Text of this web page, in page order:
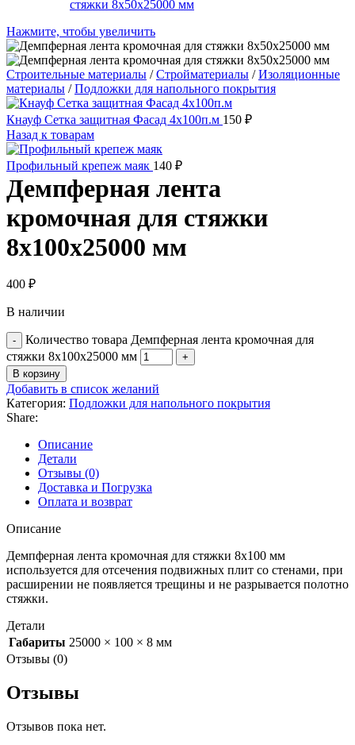
Нажмите, чтобы увеличить
Строительные материалы /Стройматериалы /Изоляционные
материалы /Подложки для напольного покрытия
Кнауф Сетка защитная Фасад 4х100п.м 150 ₽
Назад к товарам
Профильный крепеж маяк 140 ₽
Демпферная лента
кромочная для стяжки
8х100х25000 мм
400 ₽
В наличии
Количество товара Демпферная лента кромочная для
стяжки 8х100х25000 мм
В корзину
Добавить в список желаний
Категория: Подложки для напольного покрытия
Share:
Описание
Детали
Отзывы (0)
Доставка и Погрузка
Оплата и возврат
Описание
Демпферная лента кромочная для стяжки 8х100 мм
используется для отсечения подвижных плит со стенами, при
расширении не появляется трещины и не разрывается полотно
стяжки.
Детали
Габариты 25000 × 100 × 8 мм
Отзывы (0)
Отзывы
Отзывов пока нет.